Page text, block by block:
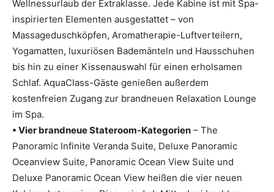
Wellnessurlaub der Extraklasse. Jede Kabine ist mit Spa-
inspirierten Elementen ausgestattet – von
Massageduschköpfen, Aromatherapie-Luftverteilern,
Yogamatten, luxuriösen Bademänteln und Hausschuhen
bis hin zu einer Kissenauswahl für einen erholsamen
Schlaf. AquaClass-Gäste genießen außerdem
kostenfreien Zugang zur brandneuen Relaxation Lounge
im Spa.
• Vier brandneue Stateroom-Kategorien – The
Panoramic Infinite Veranda Suite, Deluxe Panoramic
Oceanview Suite, Panoramic Ocean View Suite und
Deluxe Panoramic Ocean View heißen die vier neuen